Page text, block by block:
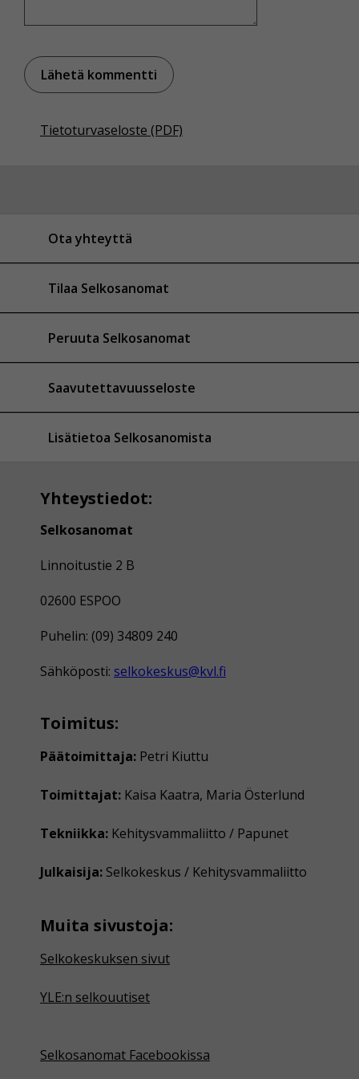
Tietoturvaseloste (PDF)
Ota yhteyttä
Tilaa Selkosanomat
Peruuta Selkosanomat
Saavutettavuusseloste
Lisätietoa Selkosanomista
Yhteystiedot:
Selkosanomat
Linnoitustie 2 B
02600 ESPOO
Puhelin: (09) 34809 240
Sähköposti: selkokeskus@kvl.fi
Toimitus:
Päätoimittaja: Petri Kiuttu
Toimittajat: Kaisa Kaatra, Maria Österlund
Tekniikka: Kehitysvammaliitto / Papunet
Julkaisija: Selkokeskus / Kehitysvammaliitto
Muita sivustoja:
Selkokeskuksen sivut
YLE:n selkouutiset
Selkosanomat Facebookissa